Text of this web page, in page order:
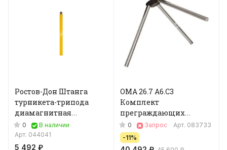
Ростов-Дон Штанга
турникета-трипода
диамагнитная
диэлектрическая
0
В наличии
Арт. 044041
5 492 ₽
ОМА 26.7 A6.C3
Кoмплeкт
пpeгpaждaющиx
плaнoк "Антипаника"
0 Запрос Арт. 083733
-11%